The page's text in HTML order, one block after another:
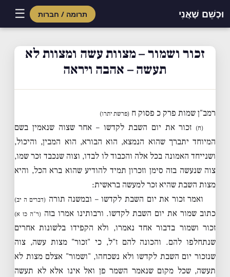
וּכְשֵׁם שֶׁאֲנִי תרומה / חברות ☰
contentזכור ושמור – מצוות עשה ומצוות לא
תעשה – אהבה ויראה
רמב"ן שמות פרק כ פסוק ח (פרשת יתרו)
(ח) זכור את יום השבת לקדשו – אחר שצוה שנאמין בשם
המיוחד יתברך שהוא הנמצא, הוא הבורא, הוא המבין, והיכול,
ושנייחד האמונה בכל אלה והכבוד לו לבדו, וצוה שנכבד זכר שמו,
צוה שנעשה בזה סימן וזכרון תמיד להודיע שהוא ברא הכל, והיא
מצות השבת שהיא זכר למעשה בראשית:
ואמר זכור את יום השבת לקדשו – ובמשנה תורה (דברים ה יב)
כתוב שמור את יום השבת לקדשו. ורבותינו אמרו בזה(ר"ה כז א)
זכור ושמור בדבור אחד נאמרו, ולא הקפידו בלשונות אחרים
שנתחלפו להם. והכונה להם ז"ל, כי "זכור" מצות עשה, צוה
שנזכור יום השבת לקדשו ולא נשכחהו, "ושמור" אצלם מצות לא
תעשה, שכל מקום שנאמר השמר פן ואל אינו אלא לא תעשה